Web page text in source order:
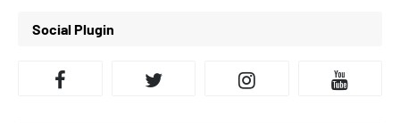
Social Plugin